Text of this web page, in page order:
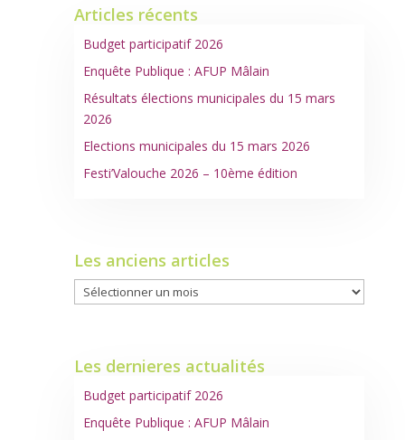
Articles récents
Budget participatif 2026
Enquête Publique : AFUP Mâlain
Résultats élections municipales du 15 mars
2026
Elections municipales du 15 mars 2026
Festi’Valouche 2026 – 10ème édition
Les anciens articles
Les
anciens
Les dernieres actualités
Budget participatif 2026
Enquête Publique : AFUP Mâlain